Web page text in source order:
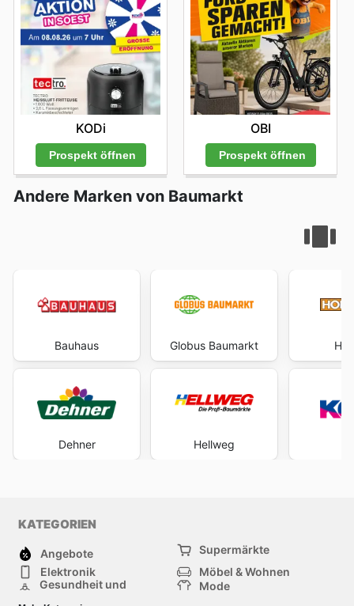
KODi
Prospekt öffnen
OBI
Prospekt öffnen
Andere Marken von Baumarkt
Bauhaus
Dehner
Globus Baumarkt
Hellweg
KATEGORIEN
Angebote
Supermärkte
Elektronik
Möbel & Wohnen
Gesundheit und
Mode